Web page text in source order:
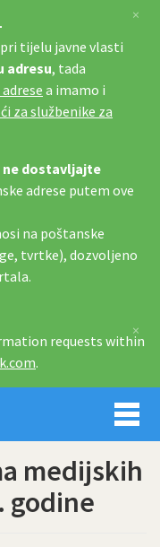
tijelu javne vlasti
adresu, tada
a imamo i
za službenike za
ne dostavljajte
adrese putem ove
na poštanske
tvrtke), dozvoljeno
×
requests within
.
×
Imamo
medijskih
godine